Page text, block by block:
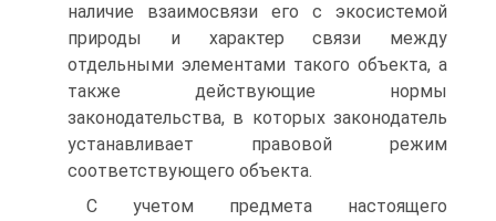
наличие взаимосвязи его с экосистемой
природы и характер связи между
отдельными элементами такого объекта, а
также действующие нормы
законодательства, в которых законодатель
устанавливает правовой режим
соответствующего объекта.
С учетом предмета настоящего